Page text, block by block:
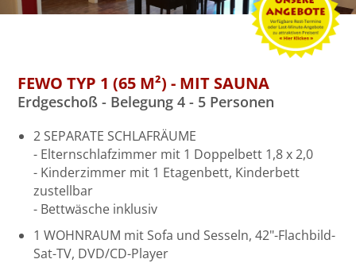
FEWO TYP 1 (65 M²) - MIT SAUNA
Erdgeschoß - Belegung 4 - 5 Personen
2 SEPARATE SCHLAFRÄUME
- Elternschlafzimmer mit 1 Doppelbett 1,8 x 2,0
- Kinderzimmer mit 1 Etagenbett, Kinderbett
zustellbar
- Bettwäsche inklusiv
1 WOHNRAUM mit Sofa und Sesseln, 42"-Flachbild-
Sat-TV, DVD/CD-Player